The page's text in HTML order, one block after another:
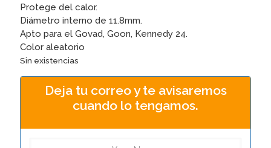
Protege del calor.
Diámetro interno de 11.8mm.
Apto para el Govad, Goon, Kennedy 24.
Color aleatorio
Sin existencias
Deja tu correo y te avisaremos
cuando lo tengamos.